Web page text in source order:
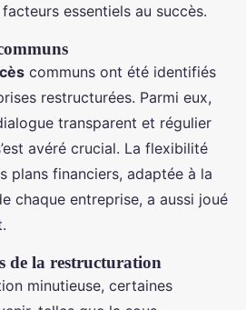
essentiels au succès.
communs ont été identifiés
restructurées. Parmi eux,
transparent et régulier
avéré crucial. La flexibilité
plans financiers, adaptée à la
chaque entreprise, a aussi joué
de la restructuration
minutieuse, certaines